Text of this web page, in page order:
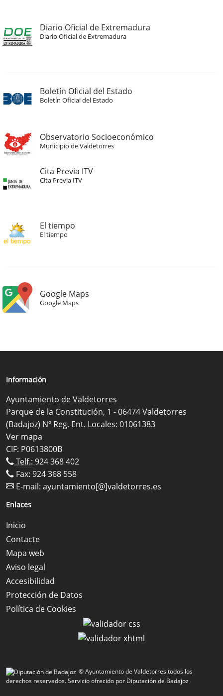
Diario Oficial de Extremadura
Diario Oficial de Extremadura
Boletín Oficial del Estado
Boletín Oficial del Estado
Observatorio Socioeconómico
Municipio de Valdetorres
Cita Previa ITV
Cita Previa ITV
El tiempo
El tiempo
Google Maps
Google Maps
Información
Ayuntamiento de Valdetorres
Parque de la Constitución, 1 - 06474 Valdetorres
(Badajoz) Nº Reg. Ent. Locales: 01061383
Ver mapa
CIF: P0613800B
Telf.: 924 368 402
Fax: 924 368 558
E-mail: ayuntamiento[@]valdetorres.es
Enlaces
Inicio
Contacte
Mapa web
Aviso legal
Accesibilidad
Protección de Datos
Política de Cookies
© Ayuntamiento de Valdetorres todos los
derechos reservados.Servicio ofrecido por Diputación de Badajoz